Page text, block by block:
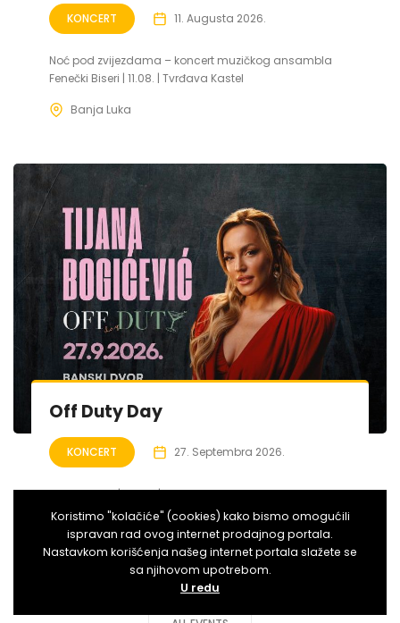
KONCERT 11. Augusta 2026.
Noć pod zvijezdama – koncert muzičkog ansambla
Fenečki Biseri | 11.08. | Tvrđava Kastel
Banja Luka
Off Duty Day
KONCERT 27. Septembra 2026.
Off Duty Day | 27.09. | Banski Dvor
Banja Luka
Koristimo "kolačiće" (cookies) kako bismo omogućili
ispravan rad ovog internet prodajnog portala.
Nastavkom korišćenja našeg internet portala slažete se
sa njihovom upotrebom.
U redu